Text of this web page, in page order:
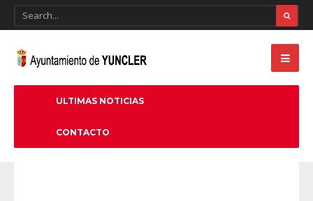
ULTIMAS NOTICIAS
CONTACTO